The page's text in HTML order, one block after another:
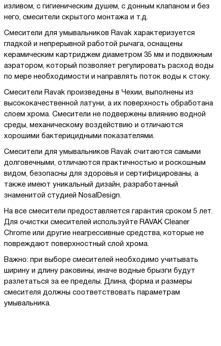
изливом, с гигиеническим душем, с донным клапаном и без
него, смесители скрытого монтажа и т.д.
Смесители для умывальников Ravak характеризуется
гладкой и непрерывной работой рычага, оснащены
керамическим картриджем диаметром 35 мм и подвижным
аэратором, который позволяет регулировать расход воды
по мере необходимости и направлять поток воды к стоку.
Смесители Ravak произведены в Чехии, выполнены из
высококачественной латуни, а их поверхность обработана
слоем хрома. Смесители не подвержены влиянию водной
среды, механическому воздействию и отличаются
хорошими бактерицидными показателями.
Смесители для умывальников Ravak считаются самыми
долговечными, отличаются практичностью и роскошным
видом, безопасны для здоровья и сертифицированы, а
также имеют уникальный дизайн, разработанный
знаменитой студией NosalDesign.
На все смесители предоставляется гарантия сроком 5 лет.
Для очистки смесителей используйте RAVAK Cleaner
Chrome или другие неагрессивные средства, которые не
повреждают поверхностный слой хрома.
Важно: при выборе смесителей необходимо учитывать
ширину и длину раковины, иначе водные брызги будут
разлетаться за ее пределы. Длина, форма и размеры
смесителя должны соответствовать параметрам
умывальника.